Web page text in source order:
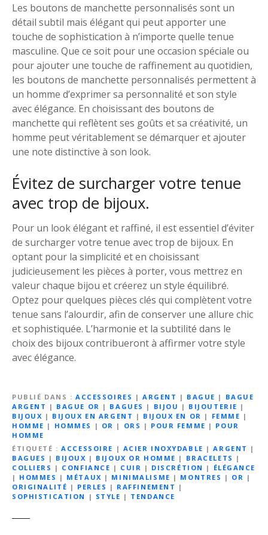
Les boutons de manchette personnalisés sont un
détail subtil mais élégant qui peut apporter une
touche de sophistication à n’importe quelle tenue
masculine. Que ce soit pour une occasion spéciale ou
pour ajouter une touche de raffinement au quotidien,
les boutons de manchette personnalisés permettent à
un homme d’exprimer sa personnalité et son style
avec élégance. En choisissant des boutons de
manchette qui reflètent ses goûts et sa créativité, un
homme peut véritablement se démarquer et ajouter
une note distinctive à son look.
Évitez de surcharger votre tenue
avec trop de bijoux.
Pour un look élégant et raffiné, il est essentiel d’éviter
de surcharger votre tenue avec trop de bijoux. En
optant pour la simplicité et en choisissant
judicieusement les pièces à porter, vous mettrez en
valeur chaque bijou et créerez un style équilibré.
Optez pour quelques pièces clés qui complètent votre
tenue sans l’alourdir, afin de conserver une allure chic
et sophistiquée. L’harmonie et la subtilité dans le
choix des bijoux contribueront à affirmer votre style
avec élégance.
PUBLIÉ DANS ACCESSOIRES | ARGENT | BAGUE | BAGUE
ARGENT | BAGUE OR | BAGUES | BIJOU | BIJOUTERIE |
BIJOUX | BIJOUX EN ARGENT | BIJOUX EN OR | FEMME |
HOMME | HOMMES | OR | ORS | POUR FEMME | POUR
HOMME
ÉTIQUETÉ
ACCESSOIRE | ACIER INOXYDABLE |ARGENT |
BAGUES | BIJOUX | BIJOUX OR HOMME | BRACELETS |
COLLIERS | CONFIANCE | CUIR | DISCRÉTION | ÉLÉGANCE
| HOMMES | MÉTAUX | MINIMALISME | MONTRES | OR |
ORIGINALITÉ | PERLES | RAFFINEMENT |
SOPHISTICATION
| STYLE | TENDANCE